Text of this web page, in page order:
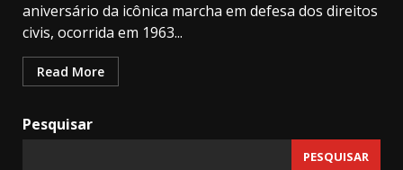
aniversário da icônica marcha em defesa dos direitos
civis, ocorrida em 1963...
Read More
Pesquisar
PESQUISAR